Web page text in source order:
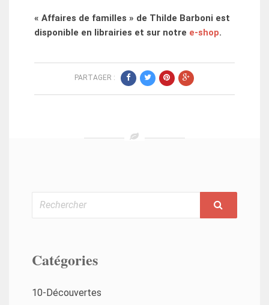
« Affaires de familles » de Thilde Barboni est
disponible en librairies et sur notre e-shop.
PARTAGER :
Rechercher
Catégories
10-Découvertes